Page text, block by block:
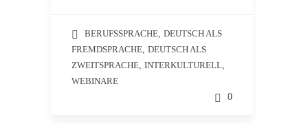
BERUFSSPRACHE, DEUTSCH ALS
FREMDSPRACHE, DEUTSCH ALS
ZWEITSPRACHE, INTERKULTURELL,
WEBINARE
0